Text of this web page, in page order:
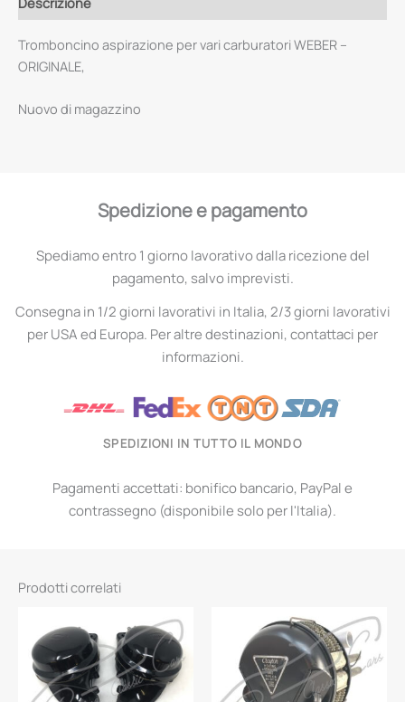
Tromboncino aspirazione per vari carburatori WEBER –
ORIGINALE,
Nuovo di magazzino
Spedizione e pagamento
Spediamo entro 1 giorno lavorativo dalla ricezione del
pagamento, salvo imprevisti.
Consegna in 1/2 giorni lavorativi in Italia, 2/3 giorni lavorativi
per USA ed Europa. Per altre destinazioni, contattaci per
informazioni.
SPEDIZIONI IN TUTTO IL MONDO
Pagamenti accettati: bonifico bancario, PayPal e
contrassegno (disponibile solo per l'Italia).
Prodotti correlati